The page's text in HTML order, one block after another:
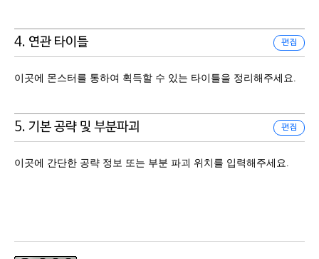
4. 연관 타이틀 편집
이곳에 몬스터를 통하여 획득할 수 있는 타이틀을 정리해주세요.
5. 기본 공략 및 부분파괴 편집
이곳에 간단한 공략 정보 또는 부분 파괴 위치를 입력해주세요.